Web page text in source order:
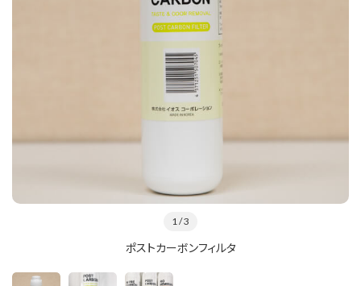
1/ 3
ポストカーボンフィルタ